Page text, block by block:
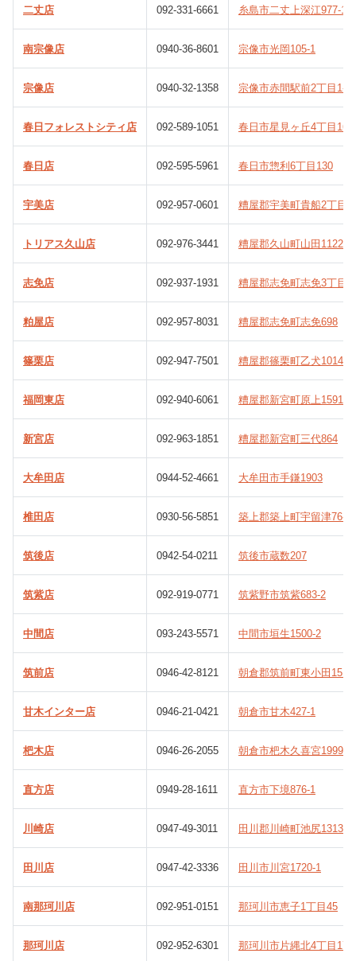
二丈店 092-331-6661 糸島市二丈上深江977-1
南宗像店 0940-36-8601 宗像市光岡105-1
宗像店 0940-32-1358 宗像市赤間駅前2丁目1-10
春日フォレストシティ店 092-589-1051 春日市星見ヶ丘4丁目16
春日店 092-595-5961 春日市惣利6丁目130
宇美店 092-957-0601 糟屋郡宇美町貴船2丁目
トリアス久山店 092-976-3441 糟屋郡久山町山田1122-1
志免店 092-937-1931 糟屋郡志免町志免3丁目
粕屋店 092-957-8031 糟屋郡志免町志免698
篠栗店 092-947-7501 糟屋郡篠栗町乙犬1014-1
福岡東店 092-940-6061 糟屋郡新宮町原上1591-1
新宮店 092-963-1851 糟屋郡新宮町三代864
大牟田店 0944-52-4661 大牟田市手鎌1903
椎田店 0930-56-5851 築上郡築上町宇留津76-1
筑後店 0942-54-0211 筑後市蔵数207
筑紫店 092-919-0771 筑紫野市筑紫683-2
中間店 093-243-5571 中間市垣生1500-2
筑前店 0946-42-8121 朝倉郡筑前町東小田
甘木インター店 0946-21-0421 朝倉市甘木427-1
杷木店 0946-26-2055 朝倉市杷木久喜宮1999-
直方店 0949-28-1611 直方市下境876-1
川崎店 0947-49-3011 田川郡川崎町池尻1313
田川店 0947-42-3336 田川市川宮1720-1
南那珂川店 092-951-0151 那珂川市恵子1丁目45
那珂川店 092-952-6301 那珂川市片縄北4丁目17-1